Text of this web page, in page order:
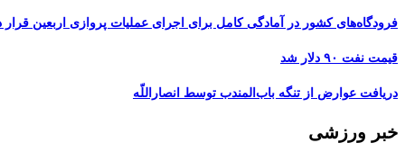
فرودگاه‌های کشور در آمادگی کامل برای اجرای عملیات پروازی اربعین قرار
قیمت نفت ۹۰ دلار شد
دریافت عوارض از تنگه باب‌المندب توسط انصاراللّه
خبر ورزشی